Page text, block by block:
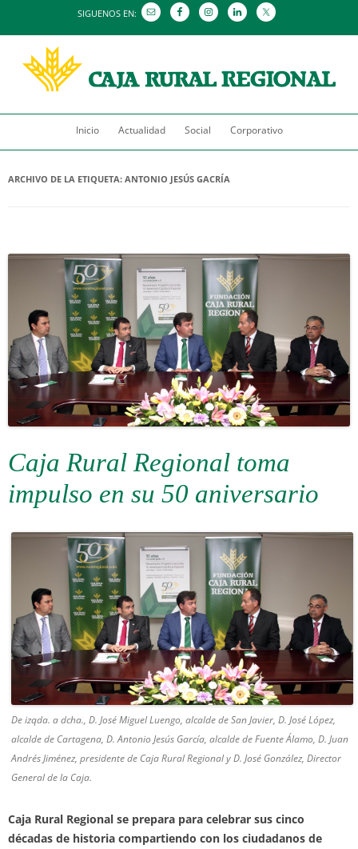
SIGUENOS EN:
Saltar
al
Inicio Actualidad Social Corporativo
ARCHIVO DE LA ETIQUETA: ANTONIO JESÚS GACRÍA
Caja Rural Regional toma
impulso en su 50 aniversario
De izqda. a dcha., D. José Miguel Luengo, alcalde de San Javier, D. José López,
alcalde de Cartagena, D. Antonio Jesús García, alcalde de Fuente Álamo, D. Juan
Andrés Jiménez, presidente de Caja Rural Regional y D. José González, Director
General de la Caja.
Caja Rural Regional se prepara para celebrar sus cinco
décadas de historia compartiendo con los ciudadanos de